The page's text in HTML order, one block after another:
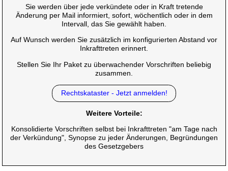
Sie werden über jede verkündete oder in Kraft tretende
Änderung per Mail informiert, sofort, wöchentlich oder in dem
Intervall, das Sie gewählt haben.
Auf Wunsch werden Sie zusätzlich im konfigurierten Abstand vor
Inkrafttreten erinnert.
Stellen Sie Ihr Paket zu überwachender Vorschriften beliebig
zusammen.
Rechtskataster - Jetzt anmelden!
Weitere Vorteile:
Konsolidierte Vorschriften selbst bei Inkrafttreten "am Tage nach
der Verkündung", Synopse zu jeder Änderungen, Begründungen
des Gesetzgebers